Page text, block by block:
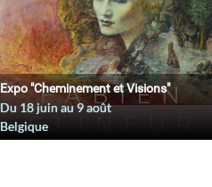
Expo "Cheminement et Visions"
Du 18 juinau9 août
Belgique